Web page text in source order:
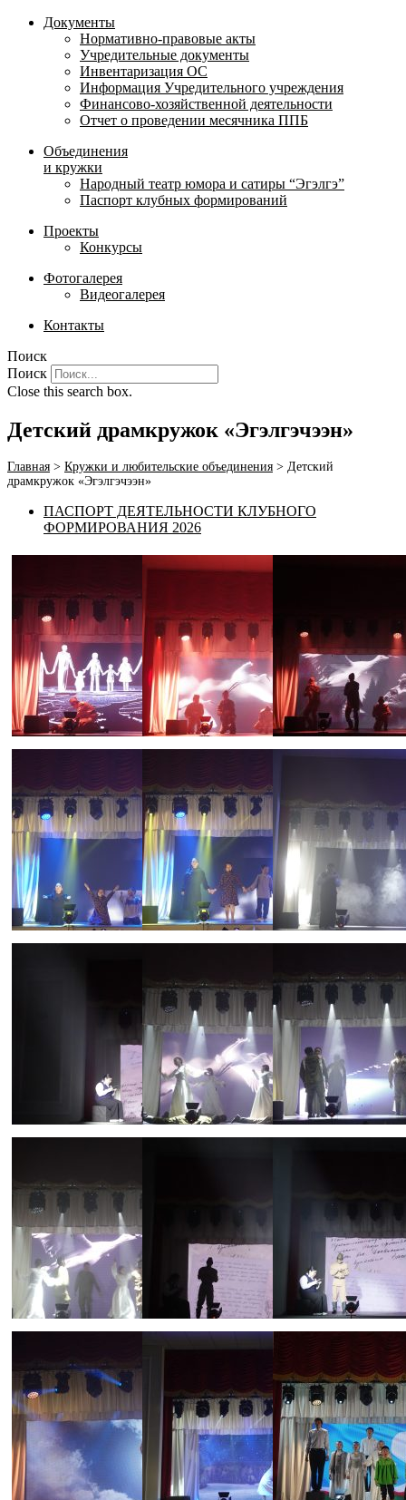
Документы
Нормативно-правовые акты
Учредительные документы
Инвентаризация ОС
Информация Учредительного учреждения
Финансово-хозяйственной деятельности
Отчет о проведении месячника ППБ
Объединения
и кружки
Народный театр юмора и сатиры “Эгэлгэ”
Паспорт клубных формирований
Проекты
Конкурсы
Фотогалерея
Видеогалерея
Контакты
Поиск
Поиск
Close this search box.
Детский драмкружок «Эгэлгэчээн»
Главная > Кружки и любительские объединения > Детский
драмкружок «Эгэлгэчээн»
ПАСПОРТ ДЕЯТЕЛЬНОСТИ КЛУБНОГО
ФОРМИРОВАНИЯ 2026